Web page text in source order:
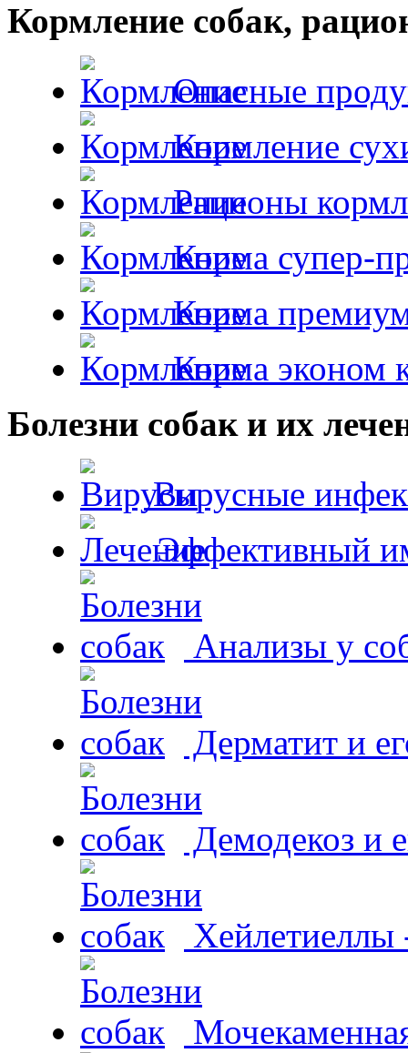
Кормление собак,
Опасные
Кормление
Рационы
Корма супер-
Корма премиум
Корма эконом
Болезни собак и их
Вирусные
Эффективный
Анализы у
Дерматит и
Демодекоз и